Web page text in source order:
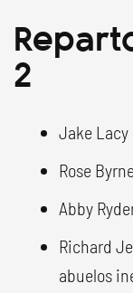
2
Jake Lacy
Rose
Abby
Richard
abuelos